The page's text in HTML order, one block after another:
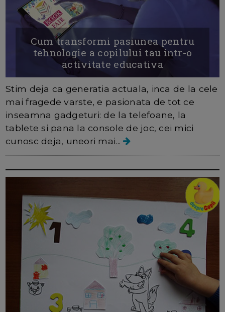
Cum transformi pasiunea pentru
tehnologie a copilului tau intr-o
activitate educativa
Stim deja ca generatia actuala, inca de la cele
mai fragede varste, e pasionata de tot ce
inseamna gadgeturi: de la telefoane, la
tablete si pana la console de joc, cei mici
cunosc deja, uneori mai...